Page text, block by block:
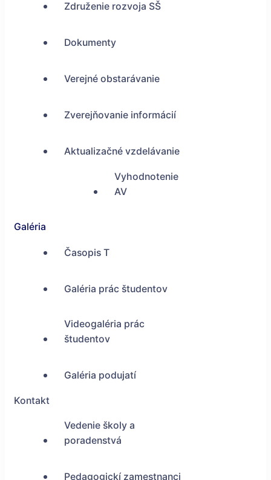
Združenie rozvoja SŠ
Dokumenty
Verejné obstarávanie
Zverejňovanie informácií
Aktualizačné vzdelávanie
Vyhodnotenie
AV
Galéria
Časopis T
Galéria prác študentov
Videogaléria prác
študentov
Galéria podujatí
Kontakt
Vedenie školy a
poradenstvá
Pedagogickí zamestnanci